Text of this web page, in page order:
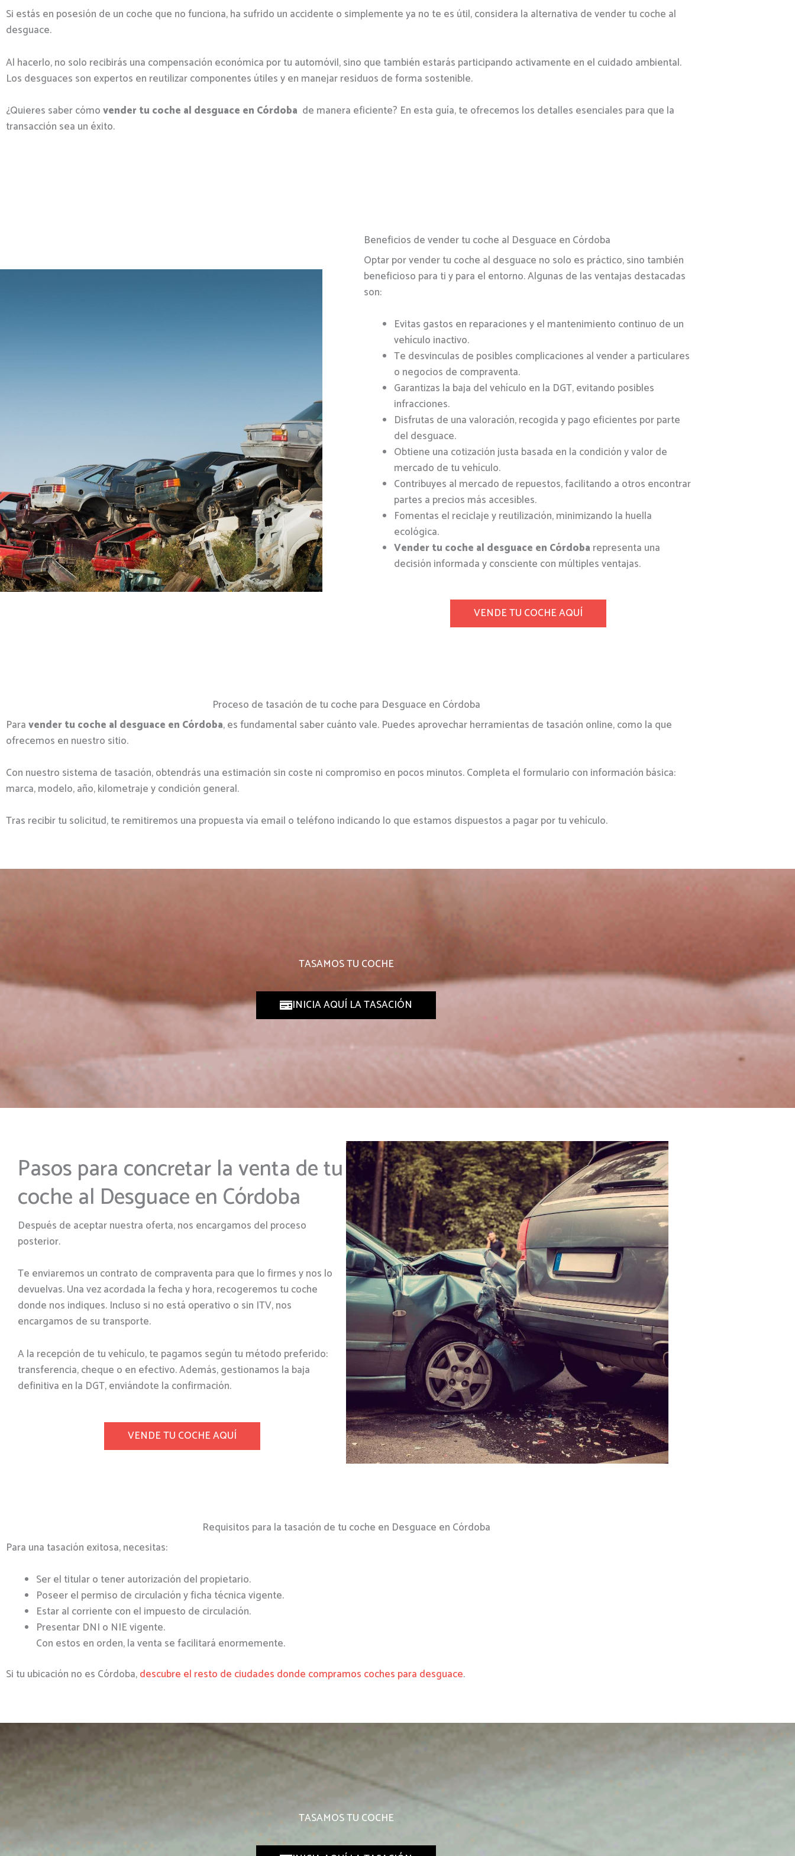
Si estás en posesión de un coche que no funciona, ha sufrido un accidente o simplemente ya no te es útil, considera la alternativa de vender tu coche al
desguace.
Al hacerlo, no solo recibirás una compensación económica por tu automóvil, sino que también estarás participando activamente en el cuidado ambiental.
Los desguaces son expertos en reutilizar componentes útiles y en manejar residuos de forma sostenible.
¿Quieres saber cómovender tu coche al desguace en Córdoba de manera eficiente? En esta guía, te ofrecemos los detalles esenciales para que la
transacción sea un éxito.
Beneficios de vender tu coche al Desguace en Córdoba
Optar por vender tu coche al desguace no solo es práctico, sino también
beneficioso para ti y para el entorno. Algunas de las ventajas destacadas
son:
Evitas gastos en reparaciones y el mantenimiento continuo de un
vehículo inactivo.
Te desvinculas de posibles complicaciones al vender a particulares
o negocios de compraventa.
Garantizas la baja del vehículo en la DGT, evitando posibles
infracciones.
Disfrutas de una valoración, recogida y pago eficientes por parte
del desguace.
Obtiene una cotización justa basada en la condición y valor de
mercado de tu vehículo.
Contribuyes al mercado de repuestos, facilitando a otros encontrar
partes a precios más accesibles.
Fomentas el reciclaje y reutilización, minimizando la huella
ecológica.
Vender tu coche al desguace en Córdoba representa una
decisión informada y consciente con múltiples ventajas.
VENDE TU COCHE AQUÍ
Proceso de tasación de tu coche para Desguace en Córdoba
Paravender tu coche al desguace en Córdoba, es fundamental saber cuánto vale. Puedes aprovechar herramientas de tasación online, como la que
ofrecemos en nuestro sitio.
Con nuestro sistema de tasación, obtendrás una estimación sin coste ni compromiso en pocos minutos. Completa el formulario con información básica:
marca, modelo, año, kilometraje y condición general.
Tras recibir tu solicitud, te remitiremos una propuesta vía email o teléfono indicando lo que estamos dispuestos a pagar por tu vehículo.
TASAMOS TU COCHE
INICIA AQUÍ LA TASACIÓN
Pasos para concretar la venta de tu
coche al Desguace en Córdoba
Después de aceptar nuestra oferta, nos encargamos del proceso
posterior.
Te enviaremos un contrato de compraventa para que lo firmes y nos lo
devuelvas. Una vez acordada la fecha y hora, recogeremos tu coche
donde nos indiques. Incluso si no está operativo o sin ITV, nos
encargamos de su transporte.
A la recepción de tu vehículo, te pagamos según tu método preferido:
transferencia, cheque o en efectivo. Además, gestionamos la baja
definitiva en la DGT, enviándote la confirmación.
VENDE TU COCHE AQUÍ
Requisitos para la tasación de tu coche en Desguace en Córdoba
Para una tasación exitosa, necesitas:
Ser el titular o tener autorización del propietario.
Poseer el permiso de circulación y ficha técnica vigente.
Estar al corriente con el impuesto de circulación.
Presentar DNI o NIE vigente.
Con estos en orden, la venta se facilitará enormemente.
Si tu ubicación no es Córdoba,descubre el resto de ciudades donde compramos coches para desguace.
TASAMOS TU COCHE